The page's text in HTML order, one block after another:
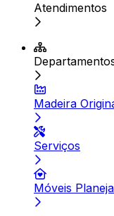
Atendimentos
Madeira
Serviços
Móveis